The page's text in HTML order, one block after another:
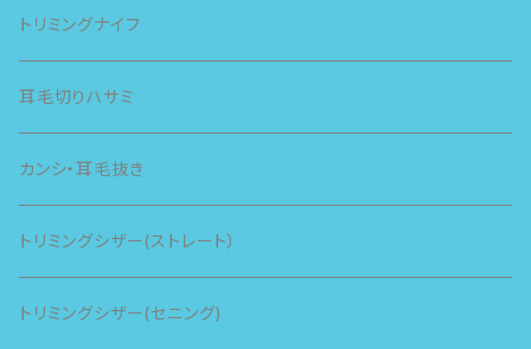
トリミングナイフ
耳毛切りハサミ
カンシ・耳毛抜き
トリミングシザー(ストレート）
トリミングシザー(セニング)